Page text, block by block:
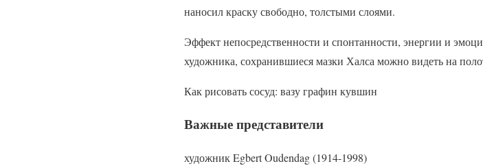
наносил краску свободно, толстыми слоями.
Эффект непосредственности и спонтанности, энергии и
художника, сохранившиеся мазки Халса можно видеть на
Как рисовать сосуд: вазу графин кувшин
Важные представители
художник Egbert Oudendag (1914-1998)